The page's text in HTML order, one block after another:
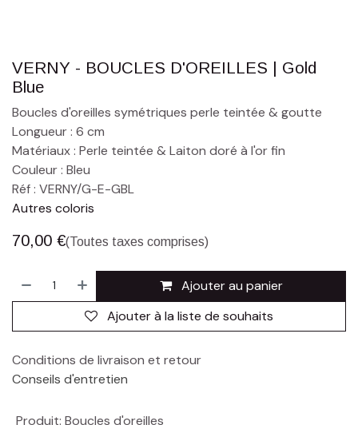
VERNY - BOUCLES D'OREILLES | Gold
Blue
Boucles d'oreilles symétriques perle teintée & goutte
Longueur : 6 cm
Matériaux : Perle teintée & Laiton doré à l'or fin
Couleur : Bleu
Réf : VERNY/G-E-GBL
Autres coloris
70,00 €(Toutes taxes comprises)
Ajouter au panier
Ajouter à la liste de souhaits
Conditions de livraison et retour
Conseils d'entretien
Produit: Boucles d'oreilles